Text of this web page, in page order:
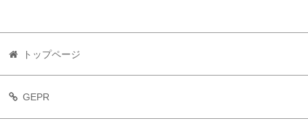
トップページ
GEPR